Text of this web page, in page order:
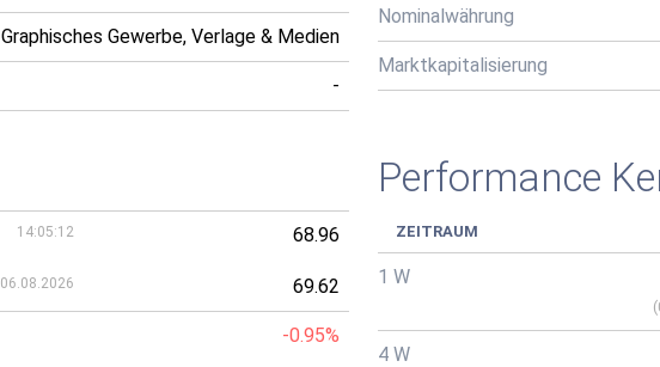
Graphisches Gewerbe, Verlage & Medien
-
Nominalwährung
Marktkapitalisierung
14:05:12 68.96
06.08.2026 69.62
-0.95%
Performance
ZEITRAUM
1 W
(
4 W